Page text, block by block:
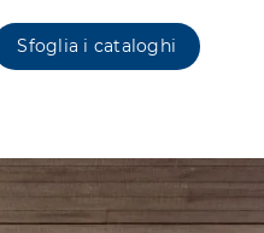
Sfoglia i cataloghi